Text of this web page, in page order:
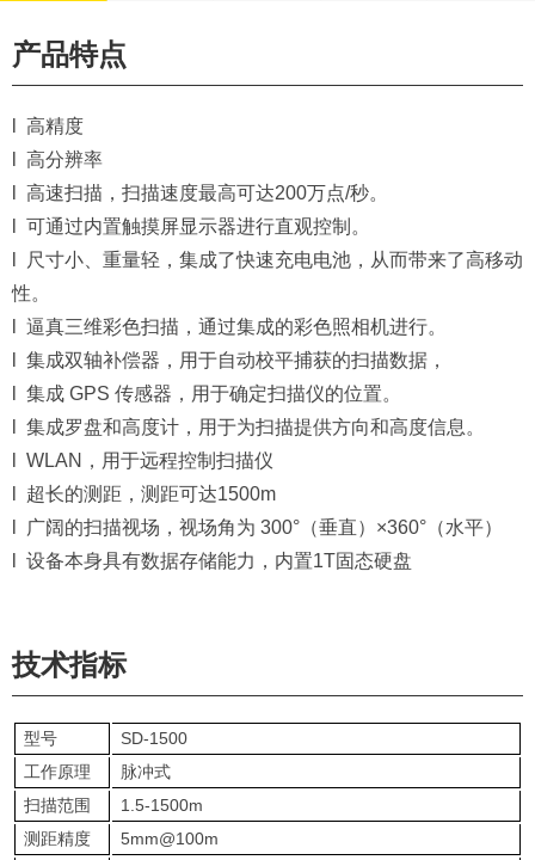
产品特点
l 高精度
l 高分辨率
l 高速扫描，扫描速度最高可达200万点/秒。
l 可通过内置触摸屏显示器进行直观控制。
l 尺寸小、重量轻，集成了快速充电电池，从而带来了高移动
性。
l 逼真三维彩色扫描，通过集成的彩色照相机进行。
l 集成双轴补偿器，用于自动校平捕获的扫描数据，
l 集成 GPS 传感器，用于确定扫描仪的位置。
l 集成罗盘和高度计，用于为扫描提供方向和高度信息。
l WLAN，用于远程控制扫描仪
l 超长的测距，测距可达1500m
l 广阔的扫描视场，视场角为 300°（垂直）×360°（水平）
l 设备本身具有数据存储能力，内置1T固态硬盘
技术指标
型号
SD-1500
工作原理
脉冲式
扫描范围
1.5-1500m
测距精度
5mm@100m